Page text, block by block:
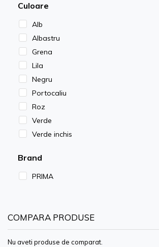
Culoare
Alb
Albastru
Grena
Lila
Negru
Portocaliu
Roz
Verde
Verde inchis
Brand
PRIMA
COMPARA PRODUSE
Nu aveti produse de comparat.